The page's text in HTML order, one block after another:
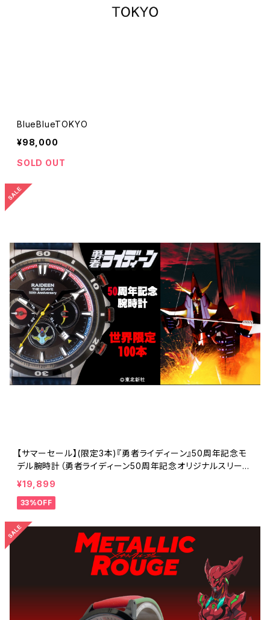
BlueBlueTOKYO
¥98,000
SOLD OUT
【サマーセール】(限定3本)『勇者ライディーン』50周年記念モ
デル腕時計（勇者ライディーン50周年記念オリジナルスリーブ
付き）
¥19,899
33%OFF